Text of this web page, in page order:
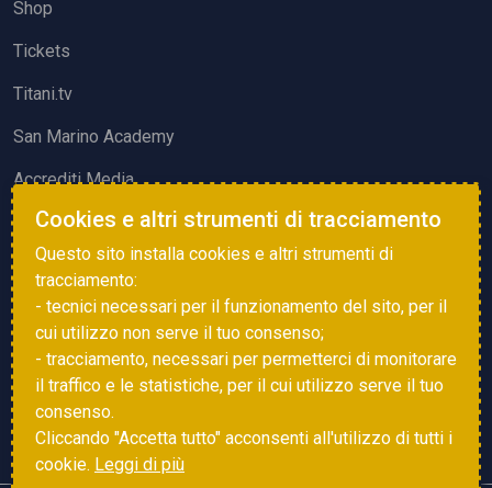
Shop
Tickets
Titani.tv
San Marino Academy
Accrediti Media
ATTIVITÀ ED EVENTI
Squadre di Calcio
Associazione Sammarinese Arbitri
Vota gol e parata
Cookies e altri strumenti di tracciamento
Questo sito installa cookies e altri strumenti di
tracciamento:
- tecnici necessari per il funzionamento del sito, per il
cui utilizzo non serve il tuo consenso;
- tracciamento, necessari per permetterci di monitorare
il traffico e le statistiche, per il cui utilizzo serve il tuo
consenso.
Cliccando "Accetta tutto" acconsenti all'utilizzo di tutti i
cookie. Leggi di più